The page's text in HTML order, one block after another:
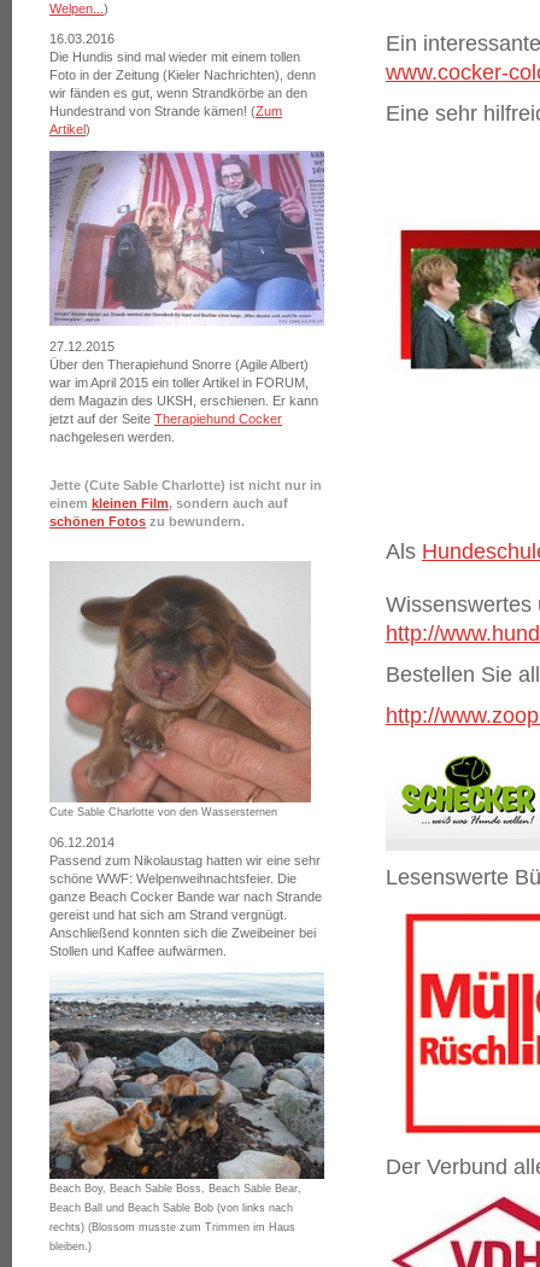
Welpen...)
16.03.2016
Die Hundis sind mal wieder mit einem tollen
Foto in der Zeitung (Kieler Nachrichten), denn
wir fänden es gut, wenn Strandkörbe an den
Hundestrand von Strande kämen! (Zum
Artikel)
27.12.2015
Über den Therapiehund Snorre (Agile Albert)
war im April 2015 ein toller Artikel in FORUM,
dem Magazin des UKSH, erschienen. Er kann
jetzt auf der Seite Therapiehund Cocker
nachgelesen werden.
Jette (Cute Sable Charlotte) ist nicht nur in
einem kleinen Film, sondern auch auf
schönen Fotos zu bewundern.
Cute Sable Charlotte von den Wassersternen
06.12.2014
Passend zum Nikolaustag hatten wir eine sehr
schöne WWF: Welpenweihnachtsfeier. Die
ganze Beach Cocker Bande war nach Strande
gereist und hat sich am Strand vergnügt.
Anschließend konnten sich die Zweibeiner bei
Stollen und Kaffee aufwärmen.
Beach Boy, Beach Sable Boss, Beach Sable Bear,
Beach Ball und Beach Sable Bob (von links nach
rechts) (Blossom musste zum Trimmen im Haus
bleiben.)
Ein
www.cocker-
Eine sehr
Als
Wissenswertes
http://
Bestellen Sie
http://
Lesenswerte
Der Verbund